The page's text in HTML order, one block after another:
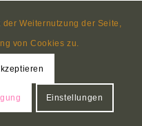
über
Gäste, der
und den
Nicht immer ist
Weiternutzung der Seite,
von Cookies zu.
Einstellungen